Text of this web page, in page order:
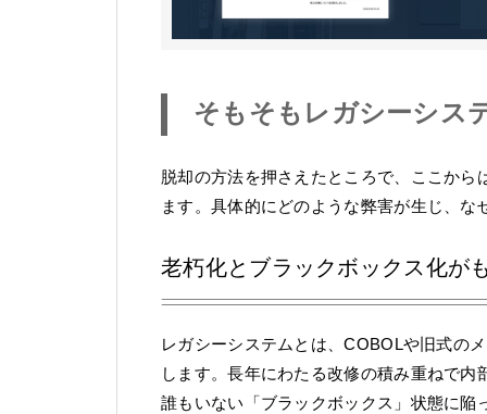
そもそもレガシーシス
脱却の方法を押さえたところで、ここか
ます。具体的にどのような弊害が生じ、
老朽化とブラックボックス化が
レガシーシステムとは、COBOLや旧式の
します。長年にわたる改修の積み重ねで
誰もいない「ブラックボックス」状態に